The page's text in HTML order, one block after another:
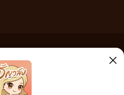
อข้อความใดๆ ทั้งสิ้น ดังนั้นผู้อ่านทุกท่านโปรดใช้
ท่านพบข้อความใดๆ ที่ขัดต่อกฎหมายและศีลธรรม
านจะได้ดำเนินการในทันที ทั้งนี้ ทางเว็บไซต์ขอสงวน